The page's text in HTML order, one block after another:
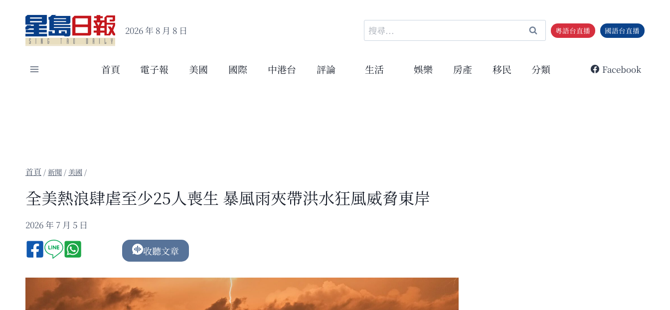
content
2026 年 8 月 8 日
搜
尋
鍵
粵語台直播 國語台直播
首頁 電子報 美國 國際 中港台 評論 生活 娛樂 房產 移民 分類 Facebook
/新聞 / 美國 /
全美熱浪肆虐至少25人喪生 暴風雨夾帶洪水狂風威脅東岸
2026 年 7 月 5 日
收聽文章